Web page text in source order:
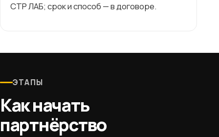
СТР ЛАБ; срок и способ — в договоре.
ЭТАПЫ
Как начать
партнёрство